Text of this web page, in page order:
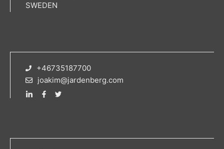
SWEDEN
+46735187700
joakim@jardenberg.com